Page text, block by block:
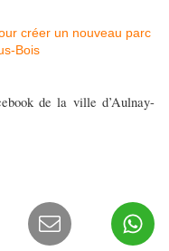
de la ville d’Aulnay-